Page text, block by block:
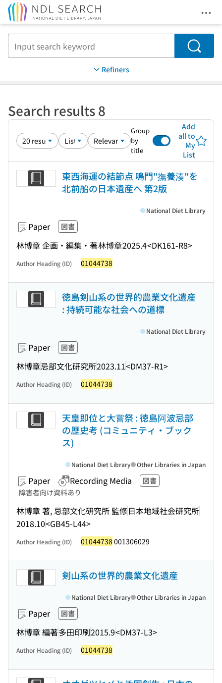
Search
Refiners
Search results 8
Group
by
title
Add
all to
My
List
東西海運の結節点 鳴門"撫養湊"を
北前船の日本遺産へ 第2版
Paper 図書
林博章 企画・編集・著林博章2025.4<DK161-R8>
National Diet Library
Author Heading (ID) 01044738
徳島剣山系の世界的農業文化遺産
: 持続可能な社会への道標
Paper 図書
林博章忌部文化研究所2023.11<DM37-R1>
National Diet Library
Author Heading (ID) 01044738
天皇即位と大嘗祭 : 徳島阿波忌部
の歴史考 (コミュニティ・ブック
ス)
Paper Recording Media
図書
障害者向け資料あり
林博章 著, 忌部文化研究所 監修日本地域社会研究所
2018.10<GB45-L44>
National Diet Library Other Libraries in Japan
Author Heading (ID) 01044738 001306029
剣山系の世界的農業文化遺産
Paper 図書
林博章 編著多田印刷2015.9<DM37-L3>
National Diet Library Other Libraries in Japan
Author Heading (ID) 01044738